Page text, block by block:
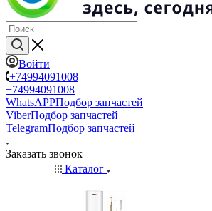
Войти
+74994091008
+74994091008
WhatsAPPПодбор запчастей
ViberПодбор запчастей
TelegramПодбор запчастей
Заказать звонок
Каталог